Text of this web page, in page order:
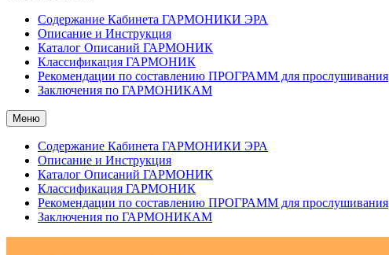
Содержание Кабинета ГАРМОНИКИ ЭРА
Описание и Инструкция
Каталог Описаний ГАРМОНИК
Классификация ГАРМОНИК
Рекомендации по составлению ПРОГРАММ для прослушивания
Заключения по ГАРМОНИКАМ
Меню
Содержание Кабинета ГАРМОНИКИ ЭРА
Описание и Инструкция
Каталог Описаний ГАРМОНИК
Классификация ГАРМОНИК
Рекомендации по составлению ПРОГРАММ для прослушивания
Заключения по ГАРМОНИКАМ